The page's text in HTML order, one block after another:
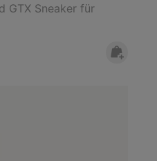
GTX Sneaker für